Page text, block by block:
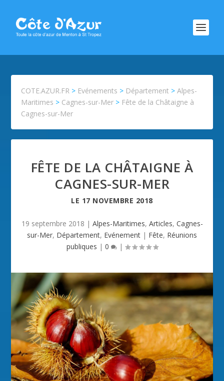
COTE.AZUR.FR > Evénements > Département >Alpes-
Maritimes > Cagnes-sur-Mer > Fête de la Châtaigne à
Cagnes-sur-Mer
FÊTE DE LA CHÂTAIGNE À
CAGNES-SUR-MER
LE 17 NOVEMBRE 2018
19 septembre 2018 | Alpes-Maritimes, Articles, Cagnes-
sur-Mer, Département, Evénement | Fête, Réunions
publiques | 0 |